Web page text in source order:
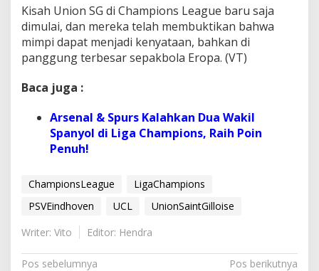
Kisah Union SG di Champions League baru saja
dimulai, dan mereka telah membuktikan bahwa
mimpi dapat menjadi kenyataan, bahkan di
panggung terbesar sepakbola Eropa. (VT)
Baca juga :
Arsenal & Spurs Kalahkan Dua Wakil
Spanyol di Liga Champions, Raih Poin
Penuh!
ChampionsLeague
LigaChampions
PSVEindhoven
UCL
UnionSaintGilloise
Writer: Vito
Editor: Hendra
Pos sebelumnya
Pos berikutnya